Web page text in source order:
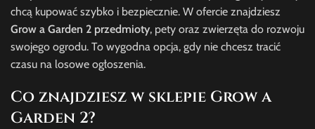
chcą kupować szybko i bezpiecznie. W ofercie znajdziesz
Grow a Garden 2 przedmioty, pety oraz zwierzęta do rozwoju
swojego ogrodu. To wygodna opcja, gdy nie chcesz tracić
czasu na losowe ogłoszenia.
Co znajdziesz w sklepie Grow a
Garden 2?